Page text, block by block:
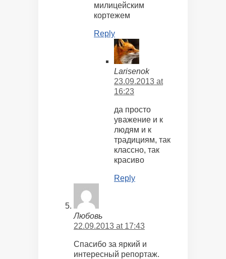
милицейским
кортежем
Reply
Larisenok
23.09.2013 at
16:23
да просто
уважение и к
людям и к
традициям, так
классно, так
красиво
Reply
Любовь
22.09.2013 at 17:43
Спасибо за яркий и
интересный репортаж.